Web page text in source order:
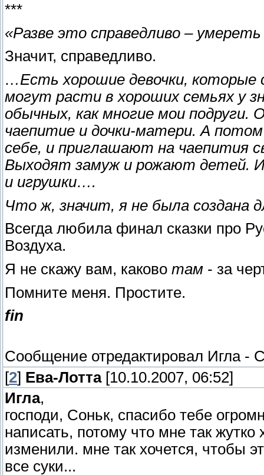
***
«Разве это справедливо –
Значит, справедливо.
…Есть хорошие девочки,
могут расти в хороших семьях у
обычных, как многие мои подруги.
чаепитие и дочки-матери. А
себе, и приглашают на чаепития
Выходят замуж и рожают детей. И
и игрушки….
Что ж, значит, я не была создана
Всегда любила финал сказки про
Воздуха.
Я не скажу вам, каково там - за
Помните меня. Простите.
fin
Сообщение отредактировал Игла-
[2] Ева-Лотта[10.10.2007, 06:52]
Игла,
господи, Соньк, спасибо тебе
написать, потому что мне так
изменили. мне так хочется, чтобы
все суки...